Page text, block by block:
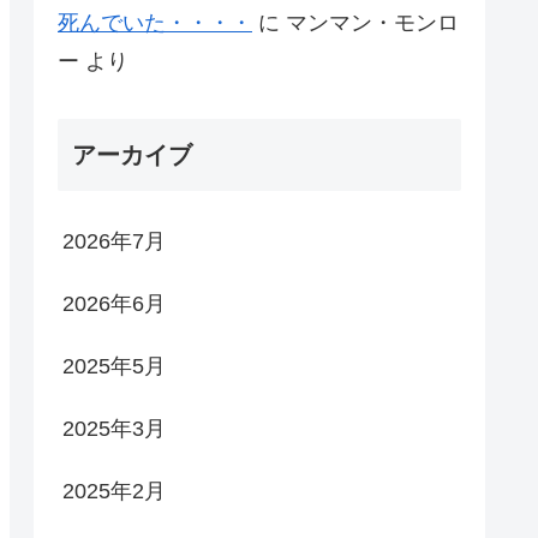
死んでいた・・・・
に マンマン・モンロ
ー より
アーカイブ
2026年7月
2026年6月
2025年5月
2025年3月
2025年2月